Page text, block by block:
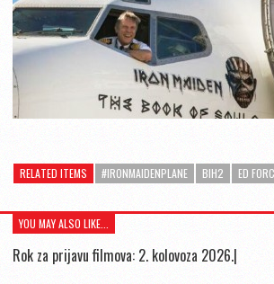
RELATED ITEMS #IRONMAIDENPLANE BIH2 ED
YOU MAY ALSO LIKE...
Rok za prijavu filmova: 2. kolovoza 2026.|